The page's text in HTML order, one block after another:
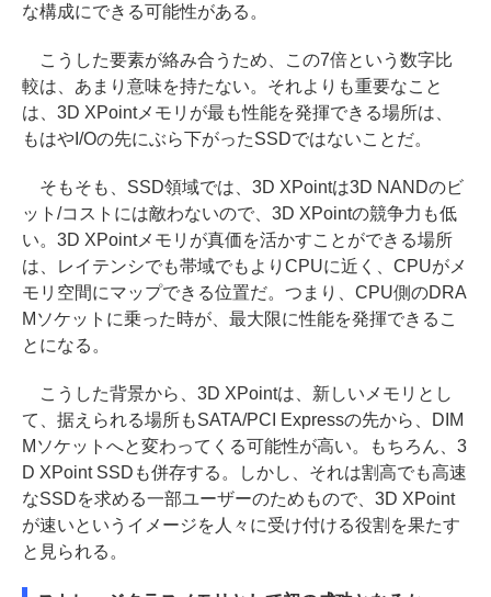
な構成にできる可能性がある。
こうした要素が絡み合うため、この7倍という数字比
較は、あまり意味を持たない。それよりも重要なこと
は、3D XPointメモリが最も性能を発揮できる場所は、
もはやI/Oの先にぶら下がったSSDではないことだ。
そもそも、SSD領域では、3D XPointは3D NANDのビ
ット/コストには敵わないので、3D XPointの競争力も低
い。3D XPointメモリが真価を活かすことができる場所
は、レイテンシでも帯域でもよりCPUに近く、CPUがメ
モリ空間にマップできる位置だ。つまり、CPU側のDRA
Mソケットに乗った時が、最大限に性能を発揮できるこ
とになる。
こうした背景から、3D XPointは、新しいメモリとし
て、据えられる場所もSATA/PCI Expressの先から、DIM
Mソケットへと変わってくる可能性が高い。もちろん、3
D XPoint SSDも併存する。しかし、それは割高でも高速
なSSDを求める一部ユーザーのためもので、3D XPoint
が速いというイメージを人々に受け付ける役割を果たす
と見られる。